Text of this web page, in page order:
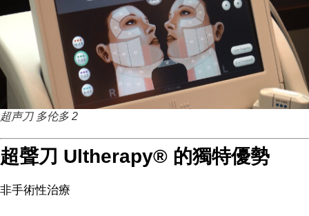
超声刀 多伦多 2
超聲刀 Ultherapy® 的獨特優勢
非手術性治療